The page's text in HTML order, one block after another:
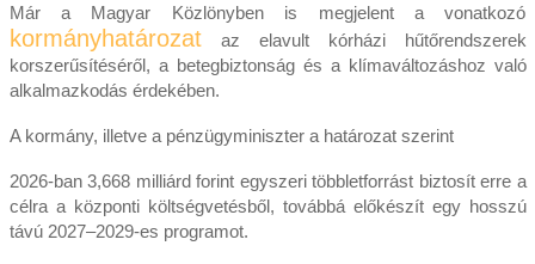
Már a Magyar Közlönyben is megjelent a vonatkozó
kormányhatározataz elavult kórházi hűtőrendszerek
korszerűsítéséről, a betegbiztonság és a klímaváltozáshoz való
alkalmazkodás érdekében.
A kormány, illetve a pénzügyminiszter a határozat szerint
2026-ban 3,668 milliárd forint egyszeri többletforrást biztosít erre a
célra a központi költségvetésből, továbbá előkészít egy hosszú
távú 2027–2029-es programot.